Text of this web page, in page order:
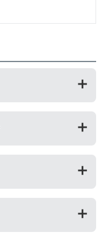
切り、穴を開ける
ひと手間かかりま
社外品などとも言
品よりも安価でご
るフィルムを切っ
ンターに補充する